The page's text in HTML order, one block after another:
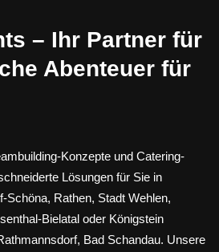
– Ihr Partner für
Abenteuer für
Konzepte und Catering-
Lösungen für Sie in
Schöna, Rathen, Stadt Wehlen,
Bielatal oder Königstein
Bad Schandau. Unsere